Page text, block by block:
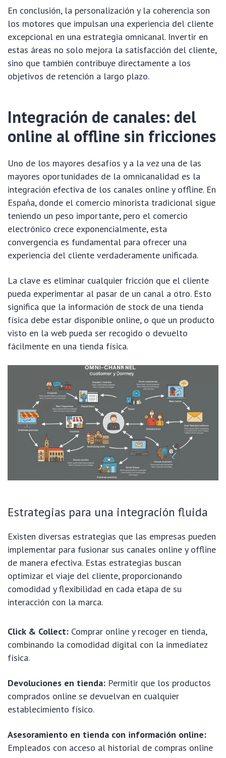
En conclusión, la personalización y la coherencia son
los motores que impulsan una experiencia del cliente
excepcional en una estrategia omnicanal. Invertir en
estas áreas no solo mejora la satisfacción del cliente,
sino que también contribuye directamente a los
objetivos de retención a largo plazo.
Integración de canales: del
online al offline sin fricciones
Uno de los mayores desafíos y a la vez una de las
mayores oportunidades de la omnicanalidad es la
integración efectiva de los canales online y offline. En
España, donde el comercio minorista tradicional sigue
teniendo un peso importante, pero el comercio
electrónico crece exponencialmente, esta
convergencia es fundamental para ofrecer una
experiencia del cliente verdaderamente unificada.
La clave es eliminar cualquier fricción que el cliente
pueda experimentar al pasar de un canal a otro. Esto
significa que la información de stock de una tienda
física debe estar disponible online, o que un producto
visto en la web pueda ser recogido o devuelto
fácilmente en una tienda física.
Estrategias para una integración fluida
Existen diversas estrategias que las empresas pueden
implementar para fusionar sus canales online y offline
de manera efectiva. Estas estrategias buscan
optimizar el viaje del cliente, proporcionando
comodidad y flexibilidad en cada etapa de su
interacción con la marca.
Click & Collect: Comprar online y recoger en tienda,
combinando la comodidad digital con la inmediatez
física.
Devoluciones en tienda: Permitir que los productos
comprados online se devuelvan en cualquier
establecimiento físico.
Asesoramiento en tienda con información online:
Empleados con acceso al historial de compras online